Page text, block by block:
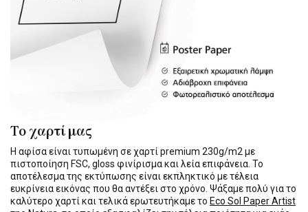
Το χαρτί μας
Η αφίσα είναι τυπωμένη σε χαρτί premium 230g/m2 με
πιστοποίηση FSC, gloss φινίρισμα και λεία επιφάνεια. Το
αποτέλεσμα της εκτύπωσης είναι εκπληκτικό με τέλεια
ευκρίνεια εικόνας που θα αντέξει στο χρόνο. Ψάξαμε πολύ για το
καλύτερο χαρτί και τελικά ερωτευτήκαμε το Eco Sol Paper Artist